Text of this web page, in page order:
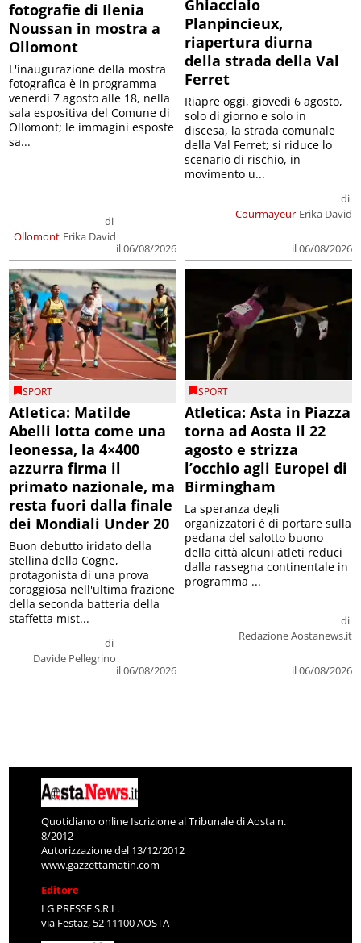
fotografie di Ilenia
Noussan in mostra a
Ollomont
Ollomont
di
Erika David
il 06/08/2026
L'inaugurazione della mostra
fotografica è in programma
venerdì 7 agosto alle 18, nella
sala espositiva del Comune di
Ollomont; le immagini esposte
sa...
Ghiacciaio
Planpincieux,
riapertura diurna
della strada della Val
Ferret
Courmayeur
di
Erika David
il 06/08/2026
Riapre oggi, giovedì 6 agosto,
solo di giorno e solo in
discesa, la strada comunale
della Val Ferret; si riduce lo
scenario di rischio, in
movimento u...
SPORT
Atletica: Matilde
Abelli lotta come una
leonessa, la 4×400
azzurra firma il
primato nazionale, ma
resta fuori dalla finale
dei Mondiali Under 20
di
Davide Pellegrino
il 06/08/2026
Buon debutto iridato della
stellina della Cogne,
protagonista di una prova
coraggiosa nell'ultima frazione
della seconda batteria della
staffetta mist...
SPORT
Atletica: Asta in Piazza
torna ad Aosta il 22
agosto e strizza
l’occhio agli Europei di
Birmingham
di
Redazione Aostanews.it
il 06/08/2026
La speranza degli
organizzatori è di portare sulla
pedana del salotto buono
della città alcuni atleti reduci
dalla rassegna continentale in
programma ...
Quotidiano online Iscrizione al Tribunale di Aosta n.
8/2012
Autorizzazione del 13/12/2012
www.gazzettamatin.com
Editore
LG PRESSE S.R.L.
via Festaz, 52 11100 AOSTA